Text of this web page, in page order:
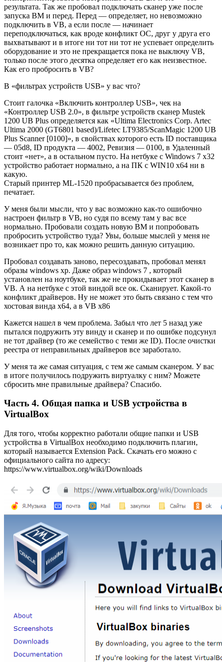
результата. Так же пробовал подключать сканер уже после
запуска ВМ и перед. Перед — определяет, но невозможно
подключить в VB, а если после — начинает
переподключаться, как вроде конфликт ОС, друг у друга его
выхватывают и в итоге ни тот ни тот не успевает определить
оборудование и это не прекращается пока не выключу VB,
только после этого десятка определяет его как неизвестное.
Как его пробросить в VB?
В «фильтрах устройств USB» у вас что?
Стоит галочка «Включить контроллер USB», чек на
«Контроллер USB 2.0», в фильтре устройств сканер Mustek
1200 UB Plus определяется как «Ultima Electronics Corp. Artec
Ultima 2000 (GT6801 based)/Lifetec LT9385/ScanMagic 1200 UB
Plus Scanner [0100]», в свойствах которого есть ID поставщика
— 05d8, ID продукта — 4002, Ревизия — 0100, в Удаленный
стоит «нет», а в остальном пусто. На нетбуке с Windows 7 x32
устройство работает нормально, а на ПК с WIN10 x64 ни в
какую.
Старый принтер ML-1520 пробрасывается без проблем,
печатает.
У меня были мысли, что у вас возможно как-то ошибочно
настроен фильтр в VB, но судя по всему там у вас все
нормально. Пробовали создать новую ВМ и попробовать
пробросить устройство туда? Увы, больше мыслей у меня не
возникает про то, как можно решить данную ситуацию.
Пробовал создавать заново, пересоздавать, пробовал менял
образы windows xp. Даже образ windows 7 , который
установлен на ноутбуке, так же не прокидывает этот сканер в
VB. А на нетбуке с этой виндой все ок. Сканирует. Какой-то
конфликт драйверов. Ну не может это быть связано с тем что
хостовая винда х64, а в VB х86
Кажется нашел в чем проблема. Забыл что лет 5 назад уже
пытался подружить эту винду и сканер и по ошибке подсунул
не тот драйвер (то же семейство с теми же ID). После очистки
реестра от неправильных драйверов все заработало.
У меня та же самая ситуация, с тем же самым сканером. У вас
в итоге получилось подружить виртуалку с ним? Можете
сбросить мне правильные драйвера? Спасибо.
Часть 4. Общая папка и USB устройства в
VirtualBox
Для того, чтобы корректно работали общие папки и USB
устройства в VirtualBox необходимо подключить плагин,
который называется Extension Pack. Скачать его можно с
официального сайта по адресу:
https://www.virtualbox.org/wiki/Downloads